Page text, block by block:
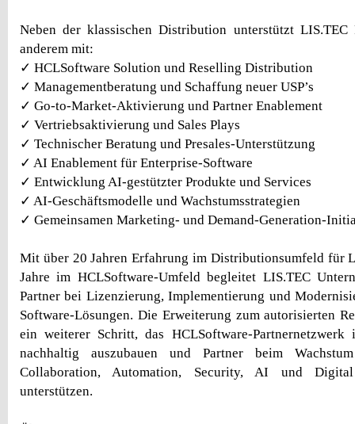
Neben der klassischen Distribution unterstützt
anderem mit:
✓ HCLSoftware Solution und Reselling Distribution
✓ Managementberatung und Schaffung neuer USP’s
✓ Go-to-Market-Aktivierung und Partner Enablement
✓ Vertriebsaktivierung und Sales Plays
✓ Technischer Beratung und Presales-Unterstützung
✓ AI Enablement für Enterprise-Software
✓ Entwicklung AI-gestützter Produkte und Services
✓ AI-Geschäftsmodelle und Wachstumsstrategien
✓ Gemeinsamen Marketing- und Demand-Generation-
Mit über 20 Jahren Erfahrung im Distributionsumfeld für
Jahre im HCLSoftware-Umfeld begleitet LIS.TEC
Partner bei Lizenzierung, Implementierung und
Software-Lösungen. Die Erweiterung zum autorisierten
ein weiterer Schritt, das HCLSoftware-
nachhaltig auszubauen und Partner beim
Collaboration, Automation, Security, AI und
unterstützen.